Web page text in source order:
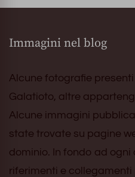
Immagini nel blog
Alcune fotografie
Galatioto, altre
Alcune immagini
state trovate su pagine
dominio. In fondo ad ogni
riferimenti e collegamenti